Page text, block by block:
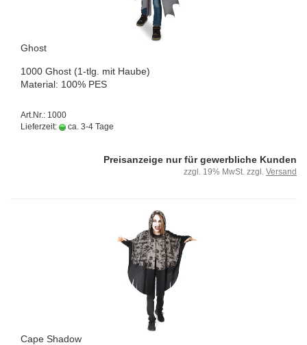
Ghost
1000 Ghost (1-tlg. mit Haube)
Ma­te­ri­al: 100% PES
Art.Nr.: 1000
Lieferzeit:
ca. 3-4 Tage
Preisanzeige nur für gewerbliche Kunden
zzgl. 19% MwSt. zzgl. Versand
Cape Shadow